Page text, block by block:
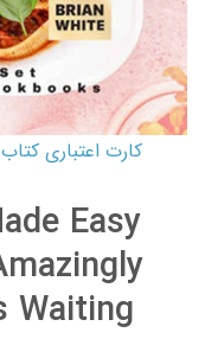
Easy
Waiting